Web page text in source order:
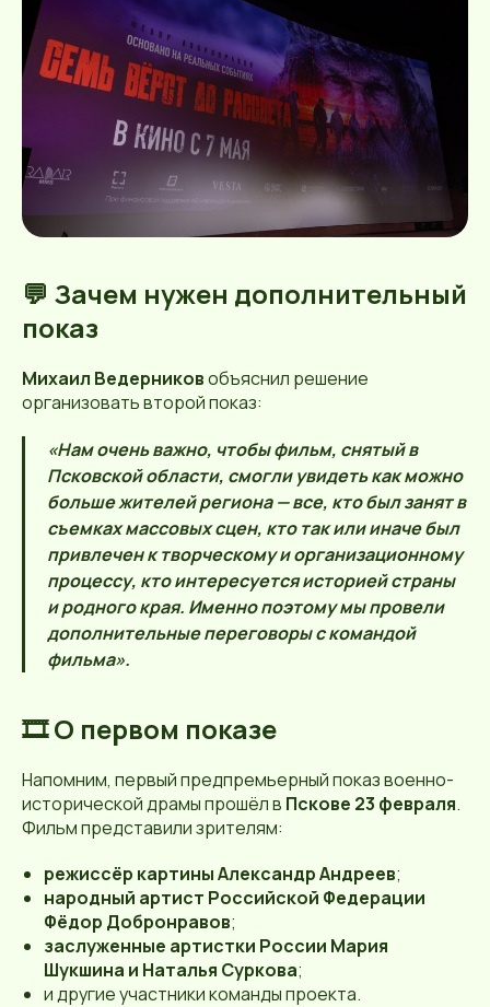
💬 Зачем нужен дополнительный
показ
Михаил Ведерниковобъяснил решение
организовать второй показ:
«Нам очень важно, чтобы фильм, снятый в
Псковской области, смогли увидеть как можно
больше жителей региона — все, кто был занят в
съемках массовых сцен, кто так или иначе был
привлечен к творческому и организационному
процессу, кто интересуется историей страны
и родного края. Именно поэтому мы провели
дополнительные переговоры с командой
фильма».
🎞️ О первом показе
Напомним, первый предпремьерный показ военно-
исторической драмы прошёл в Пскове 23 февраля.
Фильм представили зрителям:
режиссёр картины Александр Андреев;
народный артист Российской Федерации
Фёдор Добронравов;
заслуженные артистки России Мария
Шукшина и Наталья Суркова;
и другие участники команды проекта.